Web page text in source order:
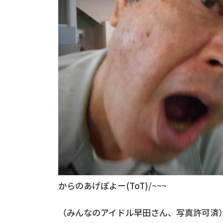
からのあげぽよー(ToT)/~~~
（みんなのアイドル早田さん、写真許可済